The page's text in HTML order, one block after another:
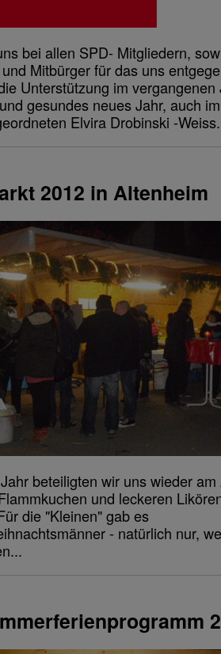
bei allen SPD- Mitgliedern,
Mitbürger für das uns
Unterstützung im
gesundes neues Jahr, auch
Elvira Drobinski -
2012 in Altenheim
beteiligten wir uns wieder
und leckeren
die "Kleinen" gab es
- natürlich nur,